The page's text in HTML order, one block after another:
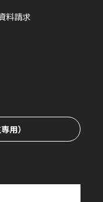
料請求
用）